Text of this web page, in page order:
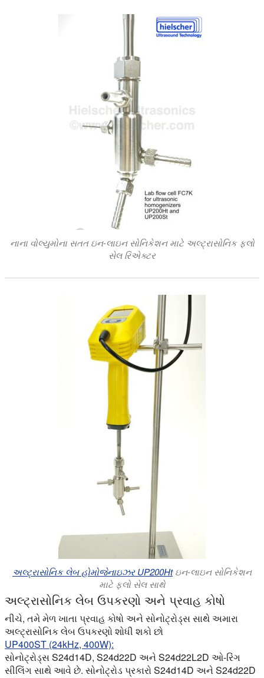
નાના વોલ્યુમોના સતત ઇન-લાઇન સોનિકેશન માટે અલ્ટ્રાસોનિક ફ્લો
સેલ રિએક્ટર
અલ્ટ્રાસોનિક લેબ હોમોજેનાઇઝર UP200Htઇન-લાઇન સોનિકેશન
માટે ફ્લો સેલ સાથે
અલ્ટ્રાસોનિક લેબ ઉપકરણો અને પ્રવાહ કોષો
નીચે, તમે મેળ ખાતા પ્રવાહ કોષો અને સોનોટ્રોડ્સ સાથે અમારા
અલ્ટ્રાસોનિક લેબ ઉપકરણો શોધી શકો છો
UP400ST (24kHz, 400W):
સોનોટ્રોડ્સ S24d14D, S24d22D અને S24d22L2D ઓ-રિંગ
સીલિંગ સાથે આવે છે. સોનોટ્રોડ પ્રકારો S24d14D અને S24d22D